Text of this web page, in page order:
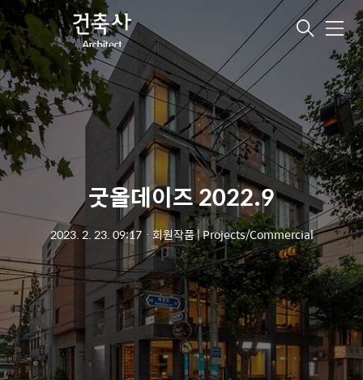
메
뉴
굿올데이즈 2022.9
2023. 2. 23. 09:17ㆍ 회원작품 | Projects/Commercial